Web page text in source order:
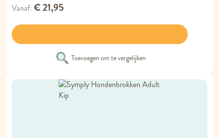
Vanaf € 21,95
Toevoegen om te vergelijken